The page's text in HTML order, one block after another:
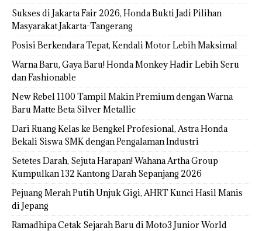
Sukses di Jakarta Fair 2026, Honda Bukti Jadi Pilihan
Masyarakat Jakarta-Tangerang
Posisi Berkendara Tepat, Kendali Motor Lebih Maksimal
Warna Baru, Gaya Baru! Honda Monkey Hadir Lebih Seru
dan Fashionable
New Rebel 1100 Tampil Makin Premium dengan Warna
Baru Matte Beta Silver Metallic
Dari Ruang Kelas ke Bengkel Profesional, Astra Honda
Bekali Siswa SMK dengan Pengalaman Industri
Setetes Darah, Sejuta Harapan! Wahana Artha Group
Kumpulkan 132 Kantong Darah Sepanjang 2026
Pejuang Merah Putih Unjuk Gigi, AHRT Kunci Hasil Manis
di Jepang
Ramadhipa Cetak Sejarah Baru di Moto3 Junior World